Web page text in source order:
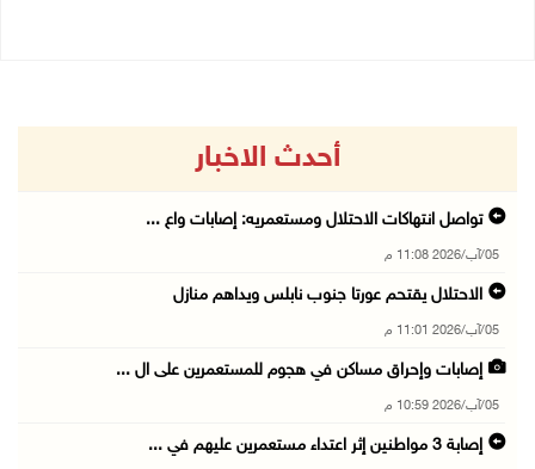
أحدث الاخبار
تواصل انتهاكات الاحتلال ومستعمريه: إصابات واع ...
05/آب/2026 11:08 م
الاحتلال يقتحم عورتا جنوب نابلس ويداهم منازل
05/آب/2026 11:01 م
إصابات وإحراق مساكن في هجوم للمستعمرين على ال ...
05/آب/2026 10:59 م
إصابة 3 مواطنين إثر اعتداء مستعمرين عليهم في ...